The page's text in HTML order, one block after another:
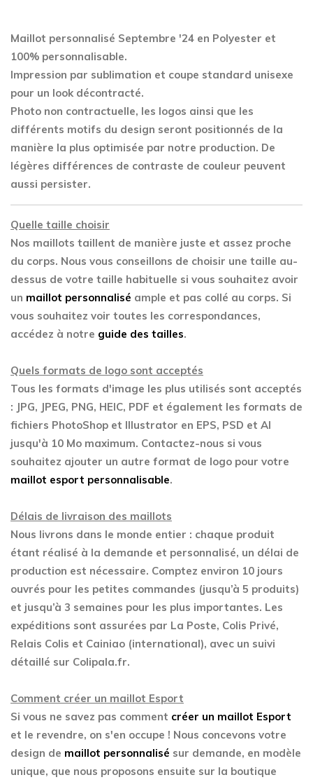
Maillot personnalisé Septembre '24 en Polyester et
100% personnalisable.
Impression par sublimation et coupe standard unisexe
pour un look décontracté.
Photo non contractuelle, les logos ainsi que les
différents motifs du design seront positionnés de la
manière la plus optimisée par notre production. De
légères différences de contraste de couleur peuvent
aussi persister.
Quelle taille choisir
Nos maillots taillent de manière juste et assez proche
du corps. Nous vous conseillons de choisir une taille au-
dessus de votre taille habituelle si vous souhaitez avoir
un maillot personnalisé ample et pas collé au corps. Si
vous souhaitez voir toutes les correspondances,
accédez à notre guide des tailles.
Quels formats de logo sont acceptés
Tous les formats d'image les plus utilisés sont acceptés
: JPG, JPEG, PNG, HEIC, PDF et également les formats de
fichiers PhotoShop et Illustrator en EPS, PSD et AI
jusqu'à 10 Mo maximum. Contactez-nous si vous
souhaitez ajouter un autre format de logo pour votre
maillot esport personnalisable.
Délais de livraison des maillots
Nous livrons dans le monde entier : chaque produit
étant réalisé à la demande et personnalisé, un délai de
production est nécessaire. Comptez environ 10 jours
ouvrés pour les petites commandes (jusqu’à 5 produits)
et jusqu’à 3 semaines pour les plus importantes. Les
expéditions sont assurées par La Poste, Colis Privé,
Relais Colis et Cainiao (international), avec un suivi
détaillé sur Colipala.fr.
Comment créer un maillot Esport
Si vous ne savez pas comment créer un maillot Esport
et le revendre, on s'en occupe ! Nous concevons votre
design de maillot personnalisé sur demande, en modèle
unique, que nous proposons ensuite sur la boutique